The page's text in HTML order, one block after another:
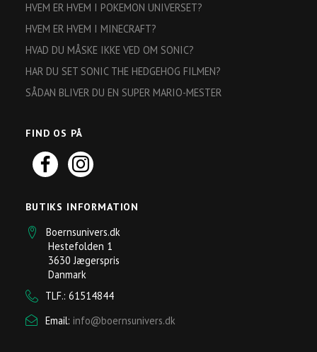
HVEM ER HVEM I POKEMON UNIVERSET?
HVEM ER HVEM I MINECRAFT?
HVAD DU MÅSKE IKKE VED OM SONIC?
HAR DU SET SONIC THE HEDGEHOG FILMEN?
SÅDAN BLIVER DU EN SUPER MARIO-MESTER
FIND OS PÅ
BUTIKS INFORMATION
Boernsunivers.dk
Hestefolden 1
3630 Jægerspris
Danmark
TLF.: 61514844
Email: info@boernsunivers.dk